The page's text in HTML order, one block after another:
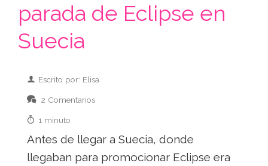
parada de Eclipse en
Suecia
Escrito por: Elisa
2 Comentarios
1 minuto
Antes de llegar a Suecia, donde
llegaban para promocionar Eclipse era